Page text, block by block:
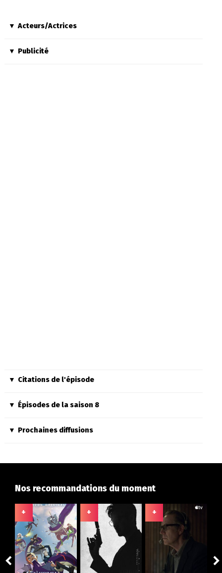
Acteurs/Actrices
Publicité
Citations de l'épisode
Épisodes de la saison 8
Prochaines diffusions
Nos recommandations du moment
+ + +